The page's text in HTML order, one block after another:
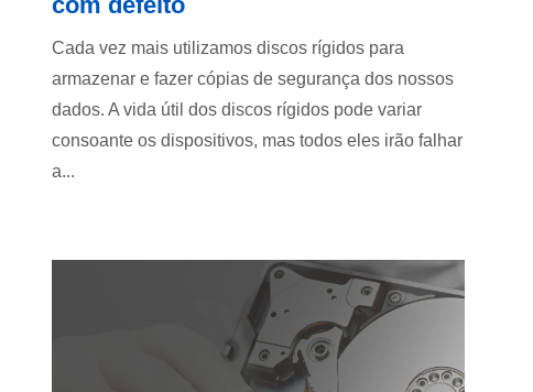
Cada vez mais utilizamos discos rígidos para
armazenar e fazer cópias de segurança dos nossos
dados. A vida útil dos discos rígidos pode variar
consoante os dispositivos, mas todos eles irão falhar
a...